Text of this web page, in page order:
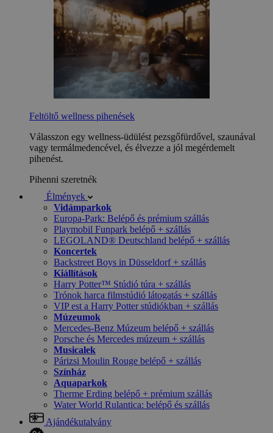
Feltöltő wellness pihenések
Válasszon egy wellness-üdülést pezsgőfürdővel, szaunával
vagy termálmedencével, és élvezze a jól megérdemelt
pihenést.
Pihenni szeretnék
Élmények
Vidámparkok
Europa-Park: Belépő és prémium szállás
Playmobil Funpark belépő + szállás
LEGOLAND® Deutschland belépő + szállás
Koncertek
Backstreet Boys in Düsseldorf + szállás
Kiállítások
Harry Potter™ Stúdió túra + szállás
Trónok harca filmstúdió látogatás + szállás
VIP est a Harry Potter stúdiókban + szállás
Múzeumok
Mercedes-Benz Múzeum belépő + szállás
Porsche és Mercedes múzeum + szállás
Musicalek
Párizsi Moulin Rouge belépő + szállás
Színház
Aquaparkok
Therme Erding belépő + prémium szállás
Water World Rulantica: belépő és szállás
Ajándékutalvány